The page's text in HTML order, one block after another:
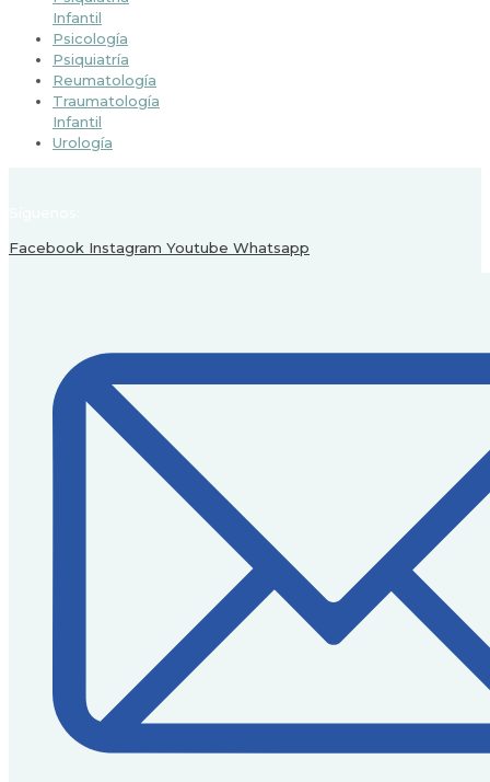
Infantil
Psicología
Psiquiatría
Reumatología
Traumatología
Infantil
Urología
Facebook Instagram Youtube Whatsapp